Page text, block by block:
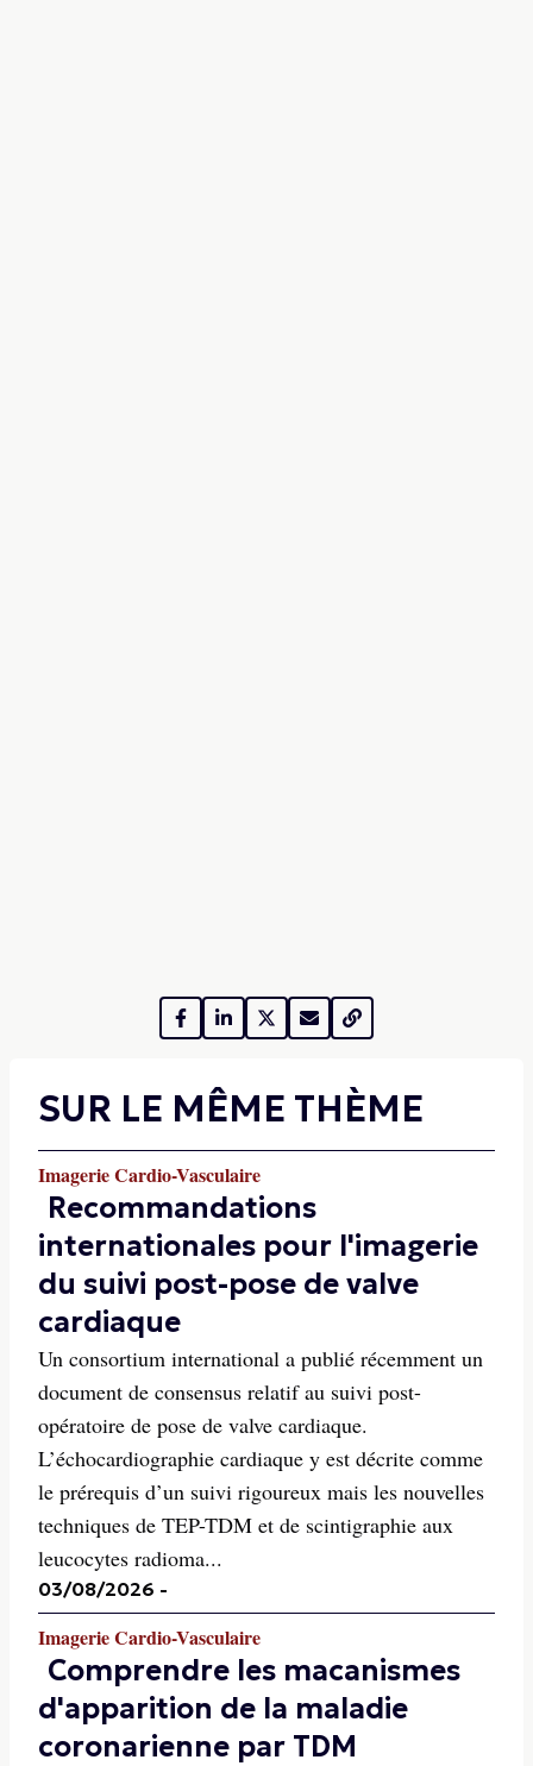
SUR LE MÊME THÈME
Imagerie Cardio-Vasculaire
Recommandations
internationales pour l'imagerie
du suivi post-pose de valve
cardiaque
Un consortium international a publié récemment un
document de consensus relatif au suivi post-
opératoire de pose de valve cardiaque.
L’échocardiographie cardiaque y est décrite comme
le prérequis d’un suivi rigoureux mais les nouvelles
techniques de TEP-TDM et de scintigraphie aux
leucocytes radioma...
03/08/2026 -
Imagerie Cardio-Vasculaire
Comprendre les macanismes
d'apparition de la maladie
coronarienne par TDM